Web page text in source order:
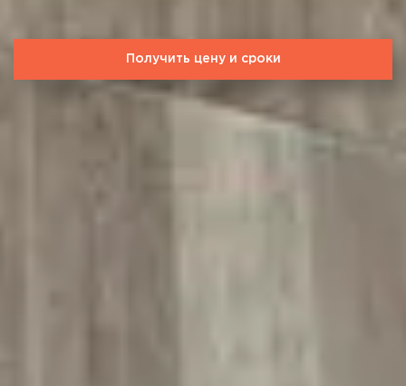
Получить цену и сроки